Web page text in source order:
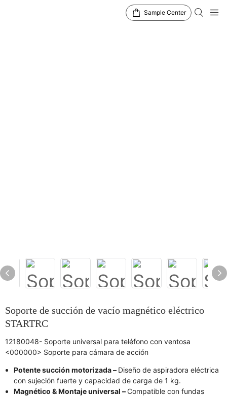
Sample Center
Soporte de succión de vacío magnético eléctrico
STARTRC
12180048- Soporte universal para teléfono con ventosa
<000000> Soporte para cámara de acción
Potente succión motorizada – Diseño de aspiradora eléctrica
con sujeción fuerte y capacidad de carga de 1 kg.
Magnético & Montaje universal –Compatible con fundas